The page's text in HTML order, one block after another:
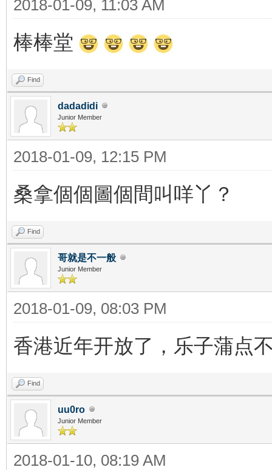
2018-01-09, 11:03 AM
棒棒堂
Find
dadadidi
Junior Member
2018-01-09, 12:15 PM
桑拿個個圖個間叫咩丫？
Find
哥就是不一般
Junior Member
2018-01-09, 08:03 PM
香港近年开放了，乐子蒲点
Find
uu0ro
Junior Member
2018-01-10, 08:19 AM